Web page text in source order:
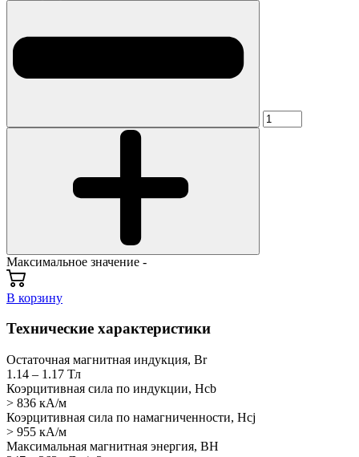
Максимальное значение -
В корзину
Технические характеристики
Остаточная магнитная индукция, Br
1.14 – 1.17 Тл
Коэрцитивная сила по индукции, Hcb
> 836 кА/м
Коэрцитивная сила по намагниченности, Hcj
> 955 кА/м
Максимальная магнитная энергия, BH